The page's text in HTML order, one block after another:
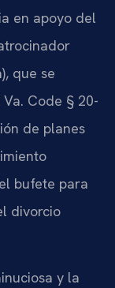
en apoyo del
que se
Code § 20-
de planes
bufete para
divorcio
y la